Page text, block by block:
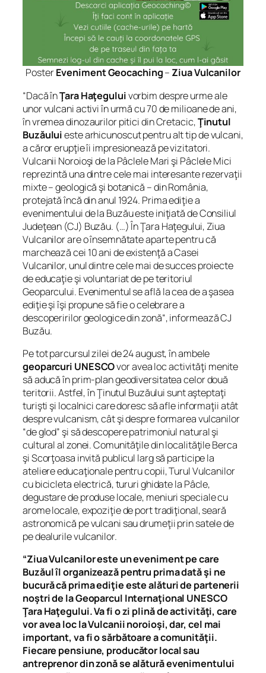
PosterEveniment Geocaching– Ziua Vulcanilor
“Dacă înŢara Haţeguluivorbim despre urme ale
unor vulcani activi în urmă cu 70 de milioane de ani,
în vremea dinozaurilor pitici din Cretacic,Ţinutul
Buzăuluieste arhicunoscut pentru alt tip de vulcani,
a căror erupţie îi impresionează pe vizitatori.
Vulcanii Noroioşi de la Pâclele Mari şi Pâclele Mici
reprezintă una dintre cele mai interesante rezervaţii
mixte – geologică şi botanică – din România,
protejată încă din anul 1924. Prima ediţie a
evenimentului de la Buzău este iniţiată de Consiliul
Judeţean (CJ) Buzău. (…) În Ţara Haţegului, Ziua
Vulcanilor are o însemnătate aparte pentru că
marchează cei 10 ani de existenţă a Casei
Vulcanilor, unul dintre cele mai de succes proiecte
de educaţie şi voluntariat de pe teritoriul
Geoparcului. Evenimentul se află la cea de a şasea
ediţie şi îşi propune să fie o celebrare a
descoperirilor geologice din zonă“, informează CJ
Buzău.
Pe tot parcursul zilei de 24 august, în ambele
geoparcuri UNESCOvor avea loc activităţi menite
să aducă în prim-plan geodiversitatea celor două
teritorii. Astfel, în Ţinutul Buzăului sunt aşteptaţi
turişti şi localnici care doresc să afle informaţii atât
despre vulcanism, cât şi despre formarea vulcanilor
“de glod” şi să descopere patrimoniul natural şi
cultural al zonei. Comunităţile din localităţile Berca
şi Scorţoasa invită publicul larg să participe la
ateliere educaţionale pentru copii, Turul Vulcanilor
cu bicicleta electrică, tururi ghidate la Pâcle,
degustare de produse locale, meniuri speciale cu
arome locale, expoziţie de port tradiţional, seară
astronomică pe vulcani sau drumeţii prin satele de
pe dealurile vulcanilor.
“Ziua Vulcanilor este un eveniment pe care
Buzăul îl organizează pentru prima dată şi ne
bucură că prima ediţie este alături de partenerii
noştri de la Geoparcul Internaţional UNESCO
Ţara Haţegului. Va fi o zi plină de activităţi, care
vor avea loc la Vulcanii noroioşi, dar, cel mai
important, va fi o sărbătoare a comunităţii.
Fiecare pensiune, producător local sau
antreprenor din zonă se alătură evenimentului